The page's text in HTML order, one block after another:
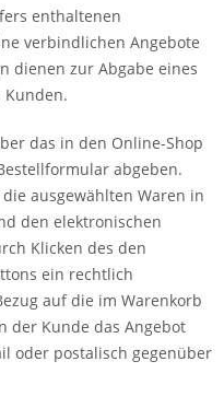
enthaltenen
verbindlichen Angebote
dienen zur Abgabe eines
das in den Online-Shop
abgeben.
ausgewählten Waren in
den elektronischen
Klicken des den
ein rechtlich
auf die im Warenkorb
der Kunde das Angebot
oder postalisch gegenüber